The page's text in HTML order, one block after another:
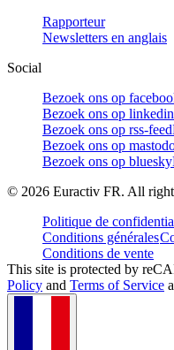
Rapporteur
Newsletters en anglais
Social
Bezoek ons op
Bezoek ons op linkedin
Bezoek ons op rss-feed
Bezoek ons op
Bezoek ons op bluesky
© 2026 Euractiv FR. All
Politique de
Conditions générales
Conditions de vente
This site is protected by
Policy and Terms of Service